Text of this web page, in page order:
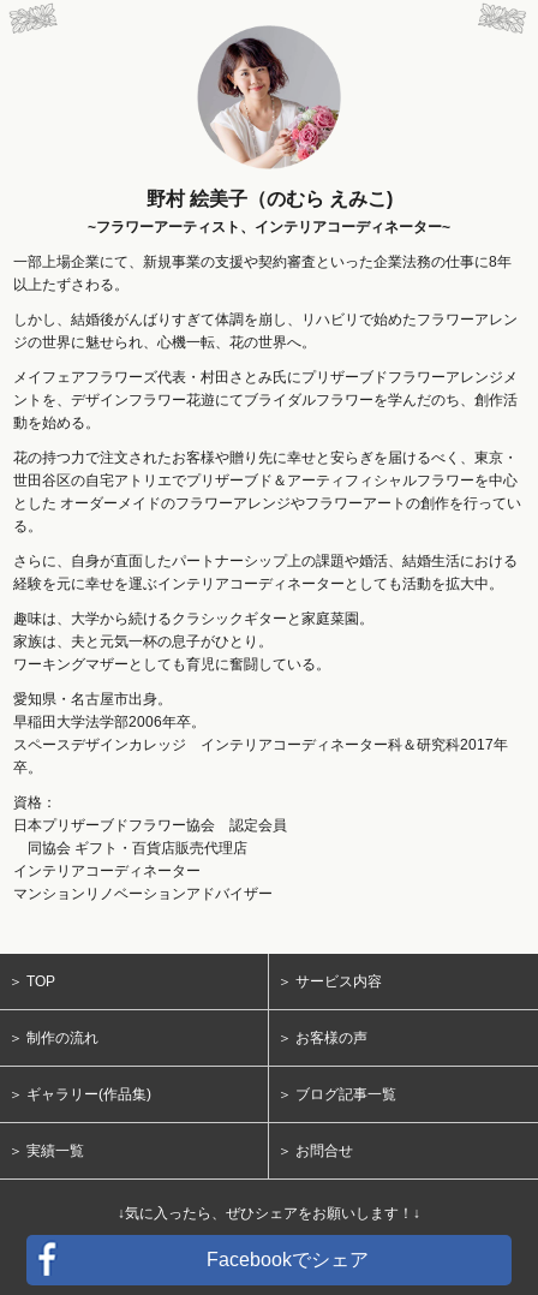
野村 絵美子（のむら えみこ)
~フラワーアーティスト、インテリアコーディネーター~
一部上場企業にて、新規事業の支援や契約審査といった企業法務の仕事に8年
以上たずさわる。
しかし、結婚後がんばりすぎて体調を崩し、リハビリで始めたフラワーアレン
ジの世界に魅せられ、心機一転、花の世界へ。
メイフェアフラワーズ代表・村田さとみ氏にプリザーブドフラワーアレンジメ
ントを、デザインフラワー花遊にてブライダルフラワーを学んだのち、創作活
動を始める。
花の持つ力で注文されたお客様や贈り先に幸せと安らぎを届けるべく、東京・
世田谷区の自宅アトリエでプリザーブド＆アーティフィシャルフラワーを中心
とした オーダーメイドのフラワーアレンジやフラワーアートの創作を行ってい
る。
さらに、自身が直面したパートナーシップ上の課題や婚活、結婚生活における
経験を元に幸せを運ぶインテリアコーディネーターとしても活動を拡大中。
趣味は、大学から続けるクラシックギターと家庭菜園。
家族は、夫と元気一杯の息子がひとり。
ワーキングマザーとしても育児に奮闘している。
愛知県・名古屋市出身。
早稲田大学法学部2006年卒。
スペースデザインカレッジ インテリアコーディネーター科＆研究科2017年
卒。
資格：
日本プリザーブドフラワー協会 認定会員
同協会 ギフト・百貨店販売代理店
インテリアコーディネーター
マンションリノベーションアドバイザー
＞ TOP ＞ サービス内容
＞ 制作の流れ ＞ お客様の声
＞ ギャラリー(作品集) ＞ ブログ記事一覧
＞ 実績一覧 ＞ お問合せ
↓気に入ったら、ぜひシェアをお願いします！↓
Facebookでシェア